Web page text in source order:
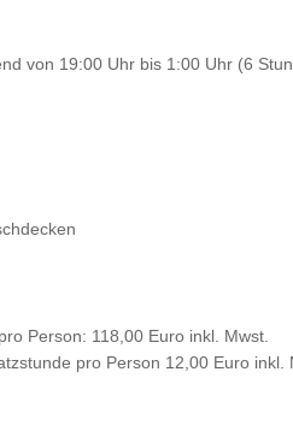
von 19:00 Uhr bis 1:00 Uhr (6
Person: 118,00 Euro inkl. Mwst.
pro Person 12,00 Euro inkl.